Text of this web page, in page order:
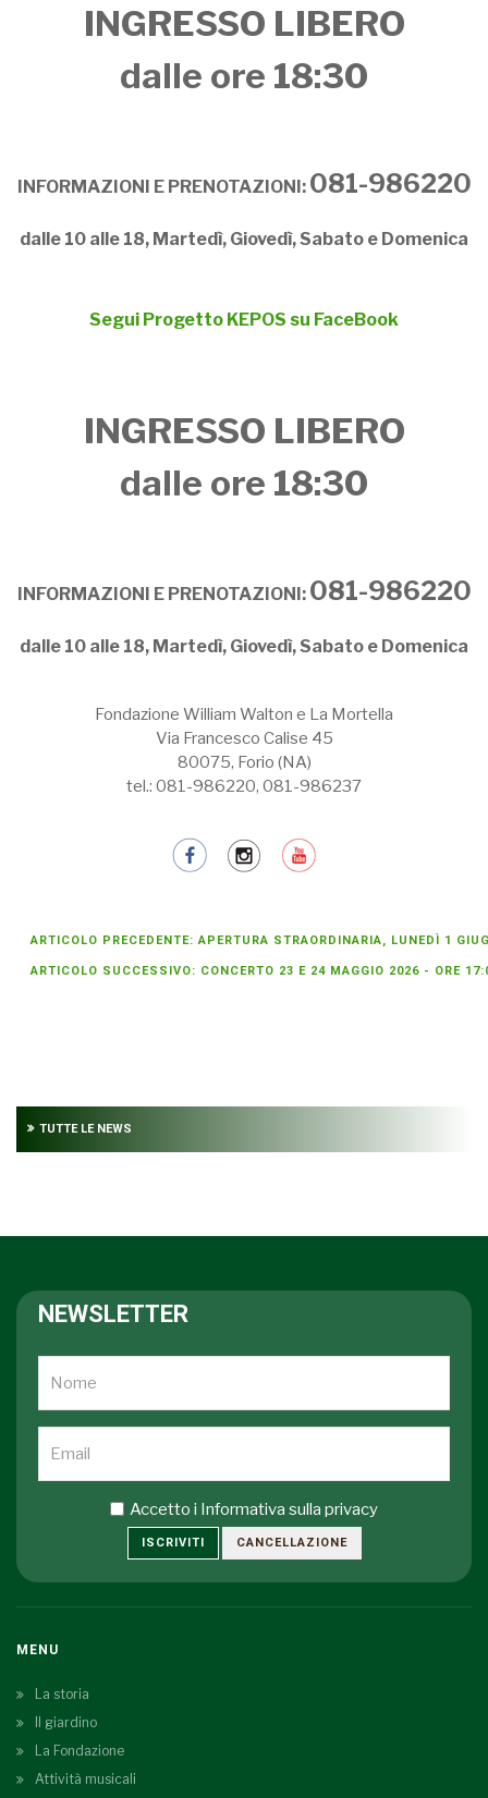
INGRESSO LIBERO
dalle ore 18:30
INFORMAZIONI E PRENOTAZIONI: 081-986220
dalle 10 alle 18, Martedì, Giovedì, Sabato e Domenica
Segui Progetto KEPOS su FaceBook
INGRESSO LIBERO
dalle ore 18:30
INFORMAZIONI E PRENOTAZIONI: 081-986220
dalle 10 alle 18, Martedì, Giovedì, Sabato e Domenica
Fondazione William Walton e La Mortella
Via Francesco Calise 45
80075, Forio (NA)
tel.: 081-986220, 081-986237
ARTICOLO PRECEDENTE: APERTURA STRAORDINARIA, LUNEDÌ 1
ARTICOLO SUCCESSIVO: CONCERTO 23 E 24 MAGGIO 2026 - ORE
TUTTE LE NEWS
NEWSLETTER
Accetto i Informativa sulla privacy
ISCRIVITI CANCELLAZIONE
MENU
La storia
Il giardino
La Fondazione
Attività musicali